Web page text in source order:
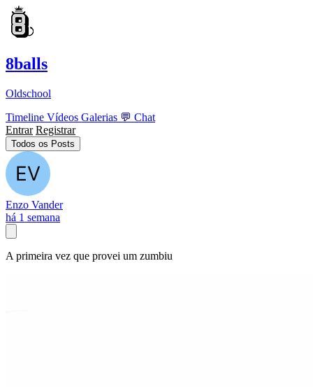
8balls
Oldschool
Timeline Vídeos Galerias 💬 Chat
Entrar Registrar
Todos os Posts
Enzo Vander
há 1 semana
A primeira vez que provei um zumbiu